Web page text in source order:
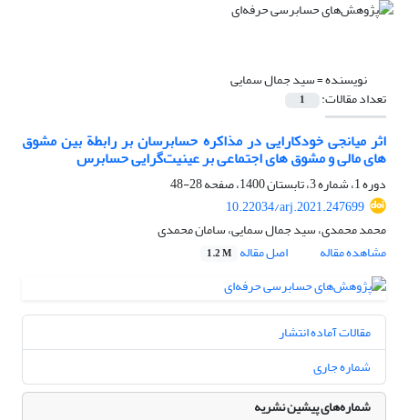
نویسنده =سید جمال سمایی
تعداد مقالات: 1
اثر میانجی خودکارایی در مذاکره حسابرسان بر رابطة بین مشوق
های مالی و مشوق های اجتماعی بر عینیت‌گرایی حسابرس
دوره 1، شماره 3، تابستان 1400، صفحه
28-48
10.22034/arj.2021.247699
محمد محمدی، سید جمال سمایی، سامان محمدی
مشاهده مقاله
اصل مقاله 1.2 M
مقالات آماده انتشار
شماره جاری
شماره‌های پیشین نشریه